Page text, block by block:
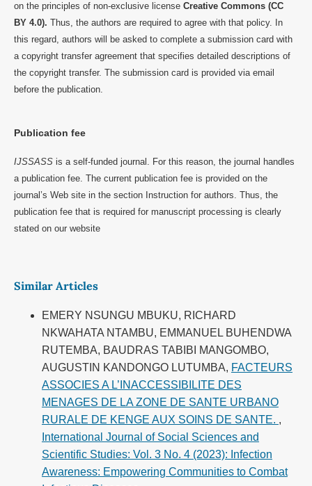
on the principles of non-exclusive license Creative Commons (CC
BY 4.0). Thus, the authors are required to agree with that policy. In
this regard, authors will be asked to complete a submission card with
a copyright transfer agreement that specifies detailed descriptions of
the copyright transfer. The submission card is provided via email
before the publication.
Publication fee
IJSSASSis a self-funded journal. For this reason, the journal handles
a publication fee. The current publication fee is provided on the
journal’s Web site in the section Instruction for authors. Thus, the
publication fee that is required for manuscript processing is clearly
stated on our website
Similar Articles
EMERY NSUNGU MBUKU, RICHARD
NKWAHATA NTAMBU, EMMANUEL BUHENDWA
RUTEMBA, BAUDRAS TABIBI MANGOMBO,
AUGUSTIN KANDONGO LUTUMBA, FACTEURS
ASSOCIES A L’INACCESSIBILITE DES
MENAGES DE LA ZONE DE SANTE URBANO
RURALE DE KENGE AUX SOINS DE SANTE. ,
International Journal of Social Sciences and
Scientific Studies: Vol. 3 No. 4 (2023): Infection
Awareness: Empowering Communities to Combat